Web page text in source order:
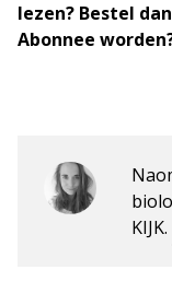
lezen? Bestel dan
Abonnee
KIJK.